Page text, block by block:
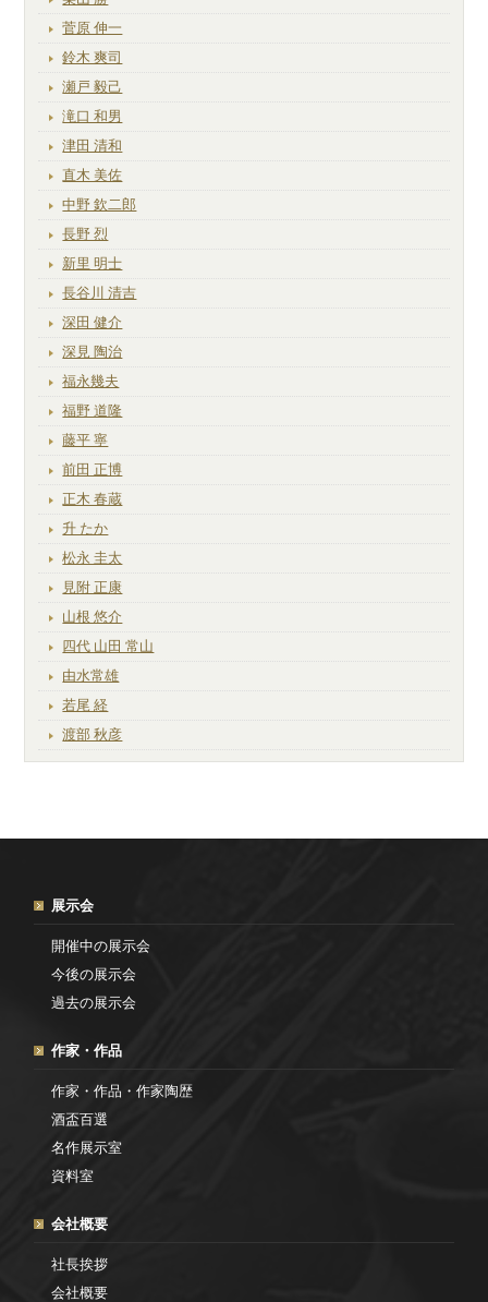
菅原 伸一
鈴木 爽司
瀬戸 毅己
滝口 和男
津田 清和
直木 美佐
中野 欽二郎
長野 烈
新里 明士
長谷川 清吉
深田 健介
深見 陶治
福永幾夫
福野 道隆
藤平 寧
前田 正博
正木 春蔵
升 たか
松永 圭太
見附 正康
山根 悠介
四代 山田 常山
由水常雄
若尾 経
渡部 秋彦
展示会
開催中の展示会
今後の展示会
過去の展示会
作家・作品
作家・作品・作家陶歴
酒盃百選
名作展示室
資料室
会社概要
社長挨拶
会社概要